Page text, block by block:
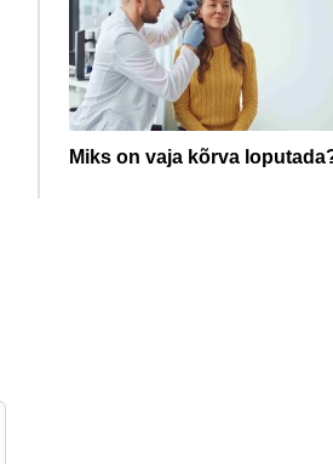
Miks on vaja kõrva